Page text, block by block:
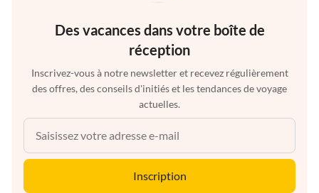
Des vacances dans votre boîte de
réception
Inscrivez-vous à notre newsletter et recevez régulièrement
des offres, des conseils d'initiés et les tendances de voyage
actuelles.
Inscription